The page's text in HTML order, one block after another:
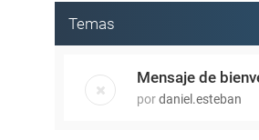
Temas
Mensaje de
pordaniel.esteban